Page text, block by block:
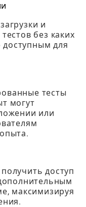
и
без каких
доступным для
тесты
могут
или
доступ
максимизируя